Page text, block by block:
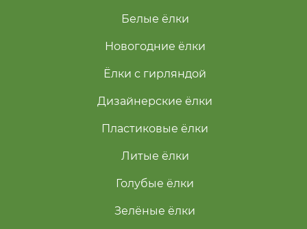
Белые ёлки
Голубые ёлки
Зелёные ёлки
Новогодние ёлки
Ёлки с гирляндой
Дизайнерские ёлки
Пластиковые ёлки
Литые ёлки